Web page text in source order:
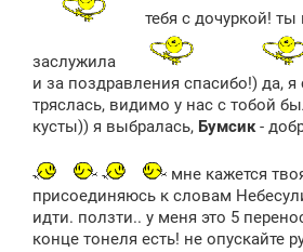
тебя с дочуркой! ты
заслужила
и за поздравления спасибо!) да, я
тряслась, видимо у нас с тобой
кусты)) я выбралась, Бумсик -
мне кажется
присоединяюсь к словам
идти. ползти.. у меня это 5
конце тонеля есть! не опускайте